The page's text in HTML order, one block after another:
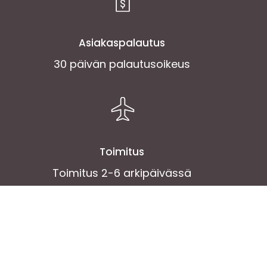
Asiakaspalautus
30 päivän palautusoikeus
Toimitus
Toimitus 2-6 arkipäivässä